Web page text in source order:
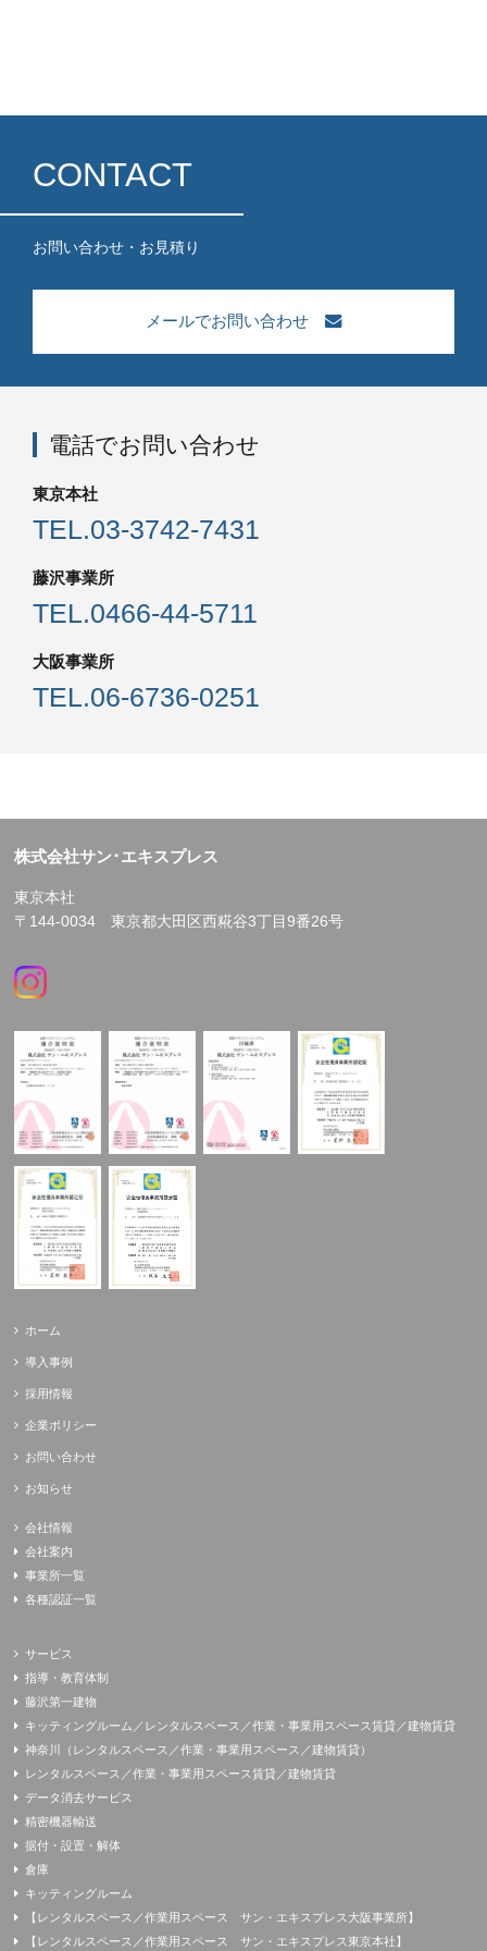
CONTACT
お問い合わせ・お見積り
メールでお問い合わせ
電話でお問い合わせ
東京本社
TEL.03-3742-7431
藤沢事業所
TEL.0466-44-5711
大阪事業所
TEL.06-6736-0251
株式会社サン･エキスプレス
東京本社
〒144-0034 東京都大田区西糀谷3丁目9番26号
ホーム
導入事例
採用情報
企業ポリシー
お問い合わせ
お知らせ
会社情報
会社案内
事業所一覧
各種認証一覧
サービス
指導・教育体制
藤沢第一建物
キッティングルーム／レンタルスペース／作業・事業用スペース賃貸／建物賃貸
神奈川（レンタルスペース／作業・事業用スペース／建物賃貸）
レンタルスペース／作業・事業用スペース賃貸／建物賃貸
データ消去サービス
精密機器輸送
据付・設置・解体
倉庫
キッティングルーム
【レンタルスペース／作業用スペース サン・エキスプレス大阪事業所】
【レンタルスペース／作業用スペース サン・エキスプレス東京本社】